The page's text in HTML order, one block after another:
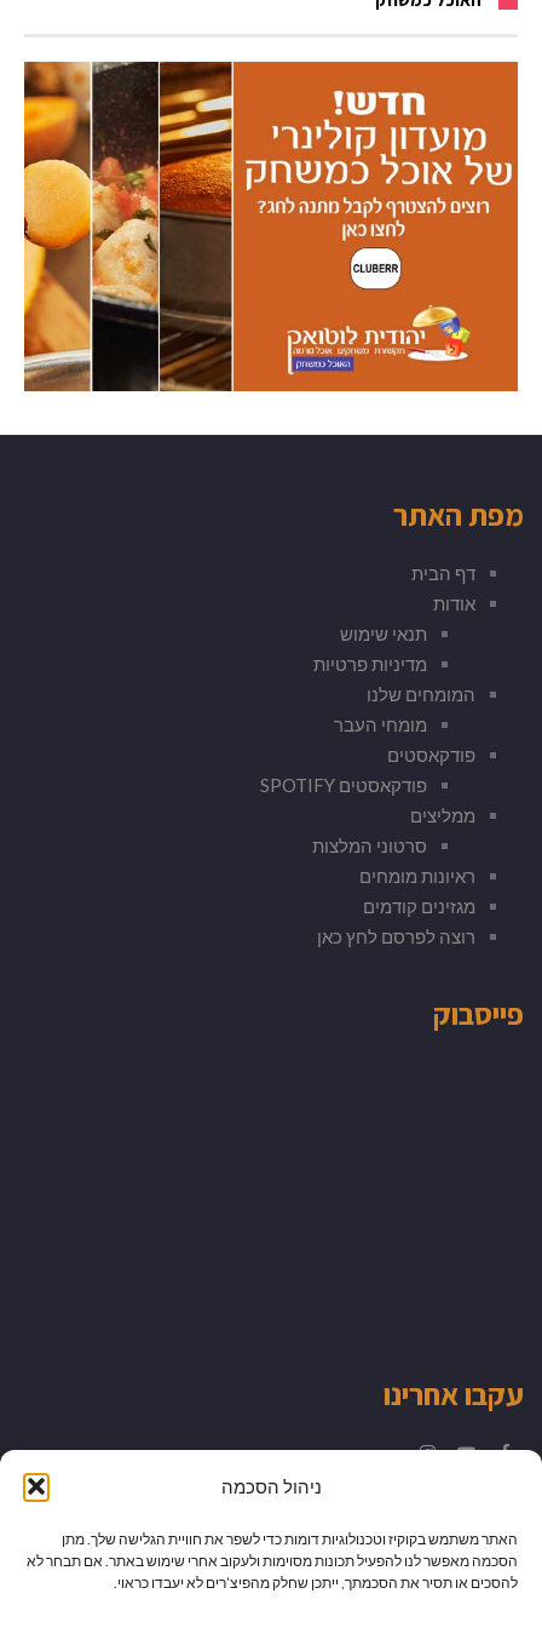
ניהול הסכמה
האתר משתמש בקוקיז וטכנולוגיות דומות כדי לשפר את חוויית הגלישה שלך. מתן
הסכמה מאפשר לנו להפעיל תכונות מסוימות ולעקוב אחרי שימוש באתר. אם תבחר לא
להסכים או תסיר את הסכמתך, ייתכן שחלק מהפיצ’רים לא יעבדו כראוי.
מפת האתר
דף הבית
אודות
תנאי שימוש
מדיניות פרטיות
המומחים שלנו
מומחי העבר
פודקאסטים
פודקאסטים SPOTIFY
ממליצים
סרטוני המלצות
ראיונות מומחים
מגזינים קודמים
רוצה לפרסם לחץ כאן
פייסבוק
עקבו אחרינו